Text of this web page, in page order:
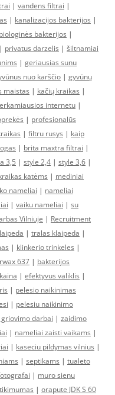
| vandens filtrai |
| kanalizacijos bakterijos |
bakterijos |
| privatus darzelis | šiltnamiai
| geriausias sunu
nuo karščio | gyvūnų
maistas | kačių kraikas |
internetu |
| profesionalūs
| filtru rusys | kaip
| brita maxtra filtrai |
3,5 | style 2,4 | style 3,6 |
katėms | mediniai
nameliai | nameliai
| vaiku nameliai | su
Vilniuje | Recruitment
| tralas klaipeda |
| klinkerio trinkeles |
637 | bakterijos
| efektyvus valiklis |
| pelesio naikinimas
| pelesiu naikinimo
darbai | zaidimo
| nameliai zaisti vaikams |
| kaseciu pildymas vilnius |
| septikams | tualeto
| muro sienu
| orapute JDK S 60